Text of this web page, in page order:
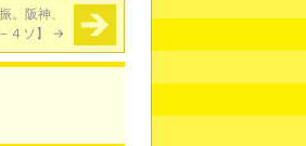
。阪神、
４ソ】 →